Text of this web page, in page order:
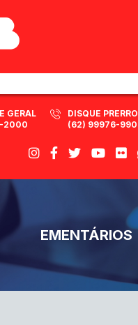
GERAL
2000
DISQUE
(62) 99976-
EMENTÁRIOS